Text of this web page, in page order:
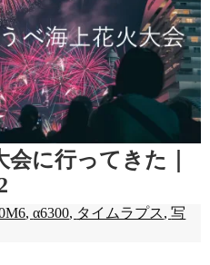
に行ってきた｜
,α6300, タイムラプス,写